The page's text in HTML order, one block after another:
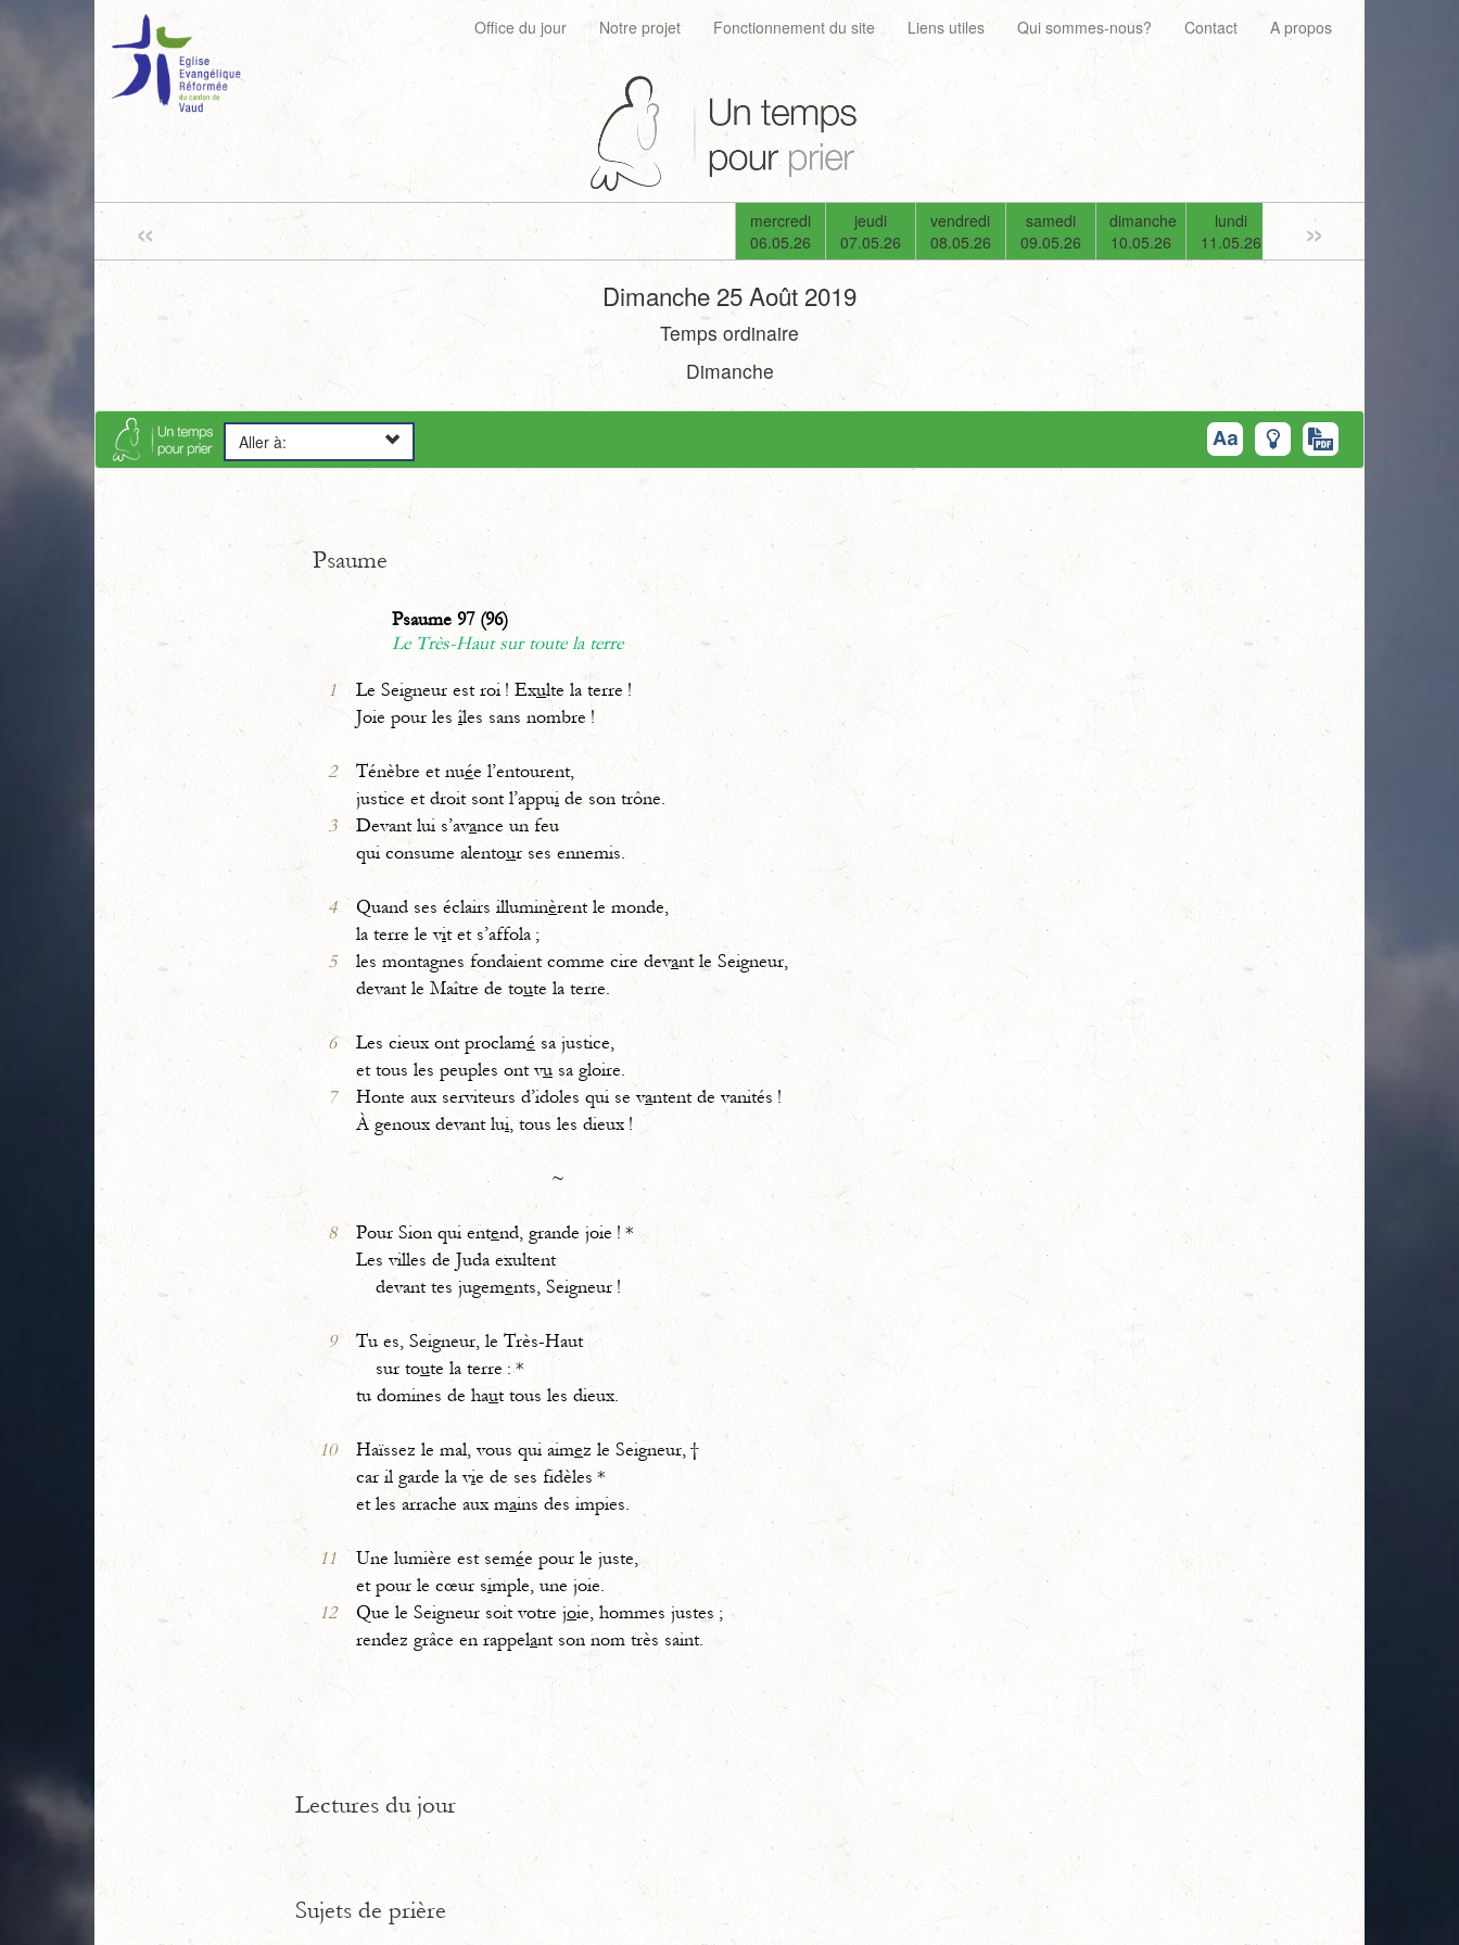
Office du jour Notre projet Fonctionnement du site Liens utiles Qui sommes-nous? Contact A propos
«
mercredi
06.05.26
jeudi
07.05.26
vendredi
08.05.26
samedi
09.05.26
dimanche
10.05.26
lundi
11.05.26
12.05.26
»
Dimanche 25 Août 2019
Temps ordinaire
Dimanche
Aller à:
Psaume
Psaume 97 (96)
Le Très-Haut sur toute la terre
1 Le Seigneur est roi ! Exulte la terre !
Joie pour les îles sans nombre !
2 Ténèbre et nuée l’entourent,
justice et droit sont l’appui de son trône.
3
Devant lui s’avance un feu
qui consume alentour ses ennemis.
4 Quand ses éclairs illuminèrent le monde,
la terre le vit et s’affola ;
5
les montagnes fondaient comme cire devant le Seigneur,
devant le Maître de toute la terre.
6 Les cieux ont proclamé sa justice,
et tous les peuples ont vu sa gloire.
7
Honte aux serviteurs d’idoles qui se vantent de vanités !
À genoux devant lui, tous les dieux !
~
8 Pour Sion qui entend, grande joie ! *
Les villes de Juda exultent
devant tes jugements, Seigneur !
9
Tu es, Seigneur, le Très-Haut
sur toute la terre : *
tu domines de haut tous les dieux.
10 Haïssez le mal, vous qui aimez le Seigneur, †
car il garde la vie de ses fidèles *
et les arrache aux mains des impies.
11 Une lumière est semée pour le juste,
et pour le cœur simple, une joie.
12
Que le Seigneur soit votre joie, hommes justes ;
rendez grâce en rappelant son nom très saint.
Lectures du jour
Sujets de prière